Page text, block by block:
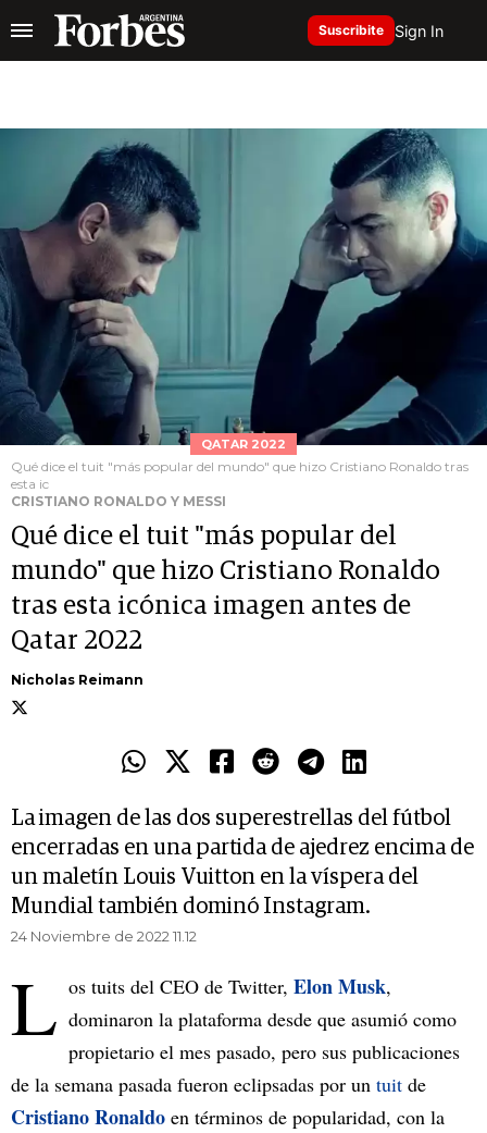
Suscribite Sign In
QATAR 2022
Qué dice el tuit "más popular del mundo" que hizo Cristiano Ronaldo tras
esta ic
CRISTIANO RONALDO Y MESSI
Qué dice el tuit "más popular del
mundo" que hizo Cristiano Ronaldo
tras esta icónica imagen antes de
Qatar 2022
Nicholas Reimann
La imagen de las dos superestrellas del fútbol
encerradas en una partida de ajedrez encima de
un maletín Louis Vuitton en la víspera del
Mundial también dominó Instagram.
24 Noviembre de 2022 11.12
L os tuits del CEO de Twitter, Elon Musk,
dominaron la plataforma desde que asumió como
propietario el mes pasado, pero sus publicaciones
de la semana pasada fueron eclipsadas por un tuit de
Cristiano Ronaldo en términos de popularidad, con la